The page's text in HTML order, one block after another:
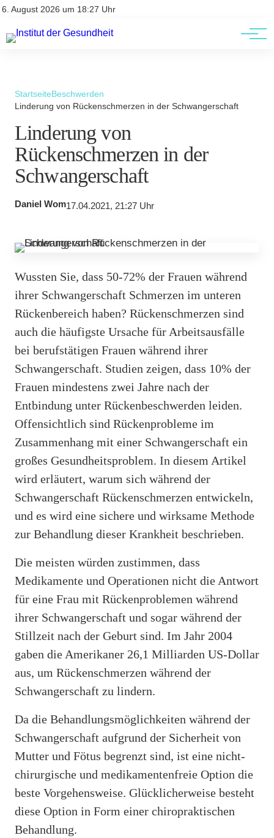
6. August 2026 um 18:27 Uhr
Kontakt
Kontakt
AGBs
StartseiteBeschwerden
Linderung von Rückenschmerzen in der Schwangerschaft
Linderung von
Rückenschmerzen in der
Schwangerschaft
Daniel Wom17.04.2021, 21:27 Uhr
Wussten Sie, dass 50-72% der Frauen während
ihrer Schwangerschaft Schmerzen im unteren
Rückenbereich haben? Rückenschmerzen sind
auch die häufigste Ursache für Arbeitsausfälle
bei berufstätigen Frauen während ihrer
Schwangerschaft. Studien zeigen, dass 10% der
Frauen mindestens zwei Jahre nach der
Entbindung unter Rückenbeschwerden leiden.
Offensichtlich sind Rückenprobleme im
Zusammenhang mit einer Schwangerschaft ein
großes Gesundheitsproblem. In diesem Artikel
wird erläutert, warum sich während der
Schwangerschaft Rückenschmerzen entwickeln,
und es wird eine sichere und wirksame Methode
zur Behandlung dieser Krankheit beschrieben.
Die meisten würden zustimmen, dass
Medikamente und Operationen nicht die Antwort
für eine Frau mit Rückenproblemen während
ihrer Schwangerschaft und sogar während der
Stillzeit nach der Geburt sind. Im Jahr 2004
gaben die Amerikaner 26,1 Milliarden US-Dollar
aus, um Rückenschmerzen während der
Schwangerschaft zu lindern.
Da die Behandlungsmöglichkeiten während der
Schwangerschaft aufgrund der Sicherheit von
Mutter und Fötus begrenzt sind, ist eine nicht-
chirurgische und medikamentenfreie Option die
beste Vorgehensweise. Glücklicherweise besteht
diese Option in Form einer chiropraktischen
Behandlung.